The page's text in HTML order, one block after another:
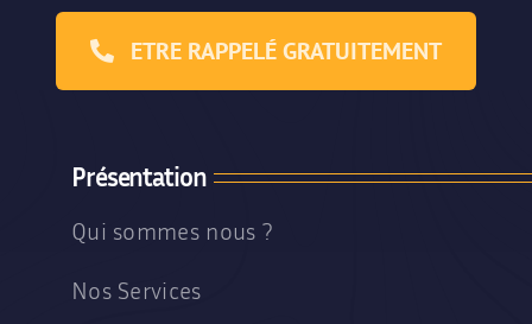
ETRE RAPPELÉ GRATUITEMENT
Présentation
Qui sommes nous ?
Nos Services